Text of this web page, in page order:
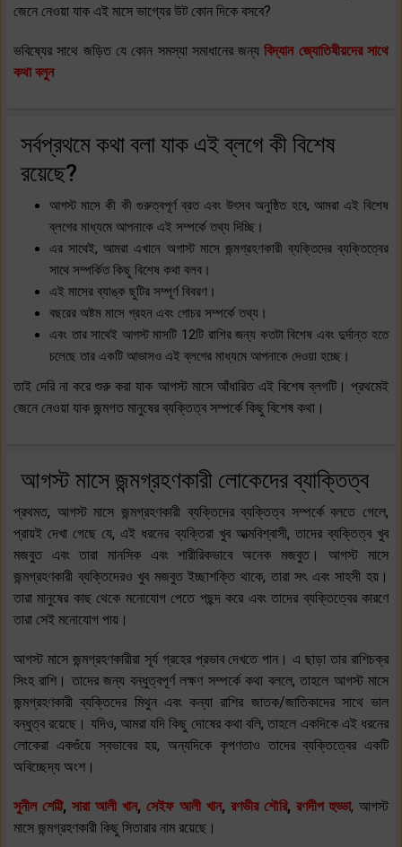
জেনে নেওয়া যাক এই মাসে ভাগ্যের উট কোন দিকে বসবে?
ভবিষ্যের সাথে জড়িত যে কোন সমস্যা সমাধানের জন্যবিদ্যান জ্যোতিষীয়দের সাথে
কথা বলুন
সর্বপ্রথমে কথা বলা যাক এই ব্লগে কী বিশেষ
রয়েছে?
আগস্ট মাসে কী কী গুরুত্বপূর্ণ ব্রত এবং উৎসব অনুষ্ঠিত হবে, আমরা এই বিশেষ
ব্লগের মাধ্যমে আপনাকে এই সম্পর্কে তথ্য দিচ্ছি।
এর সাথেই, আমরা এখানে অগাস্ট মাসে জন্মগ্রহণকারী ব্যক্তিদের ব্যক্তিত্বের
সাথে সম্পর্কিত কিছু বিশেষ কথা বলব।
এই মাসের ব্যাঙ্ক ছুটির সম্পূর্ণ বিবরণ।
বছরের অষ্টম মাসে গ্রহন এবং গোচর সম্পর্কে তথ্য।
এবং তার সাথেই আগস্ট মাসটি 12টি রাশির জন্য কতটা বিশেষ এবং দুর্দান্ত হতে
চলেছে তার একটি আভাসও এই ব্লগের মাধ্যমে আপনাকে দেওয়া হচ্ছে।
তাই দেরি না করে শুরু করা যাক আগস্ট মাসে আঁধারিত এই বিশেষ ব্লগটি। প্রথমেই
জেনে নেওয়া যাক জন্মগত মানুষের ব্যক্তিত্ব সম্পর্কে কিছু বিশেষ কথা।
আগস্ট মাসে জন্মগ্রহণকারী লোকেদের ব্যাক্তিত্ব
প্রথমত, আগস্ট মাসে জন্মগ্রহণকারী ব্যক্তিদের ব্যক্তিত্ব সম্পর্কে বলতে গেলে,
প্রায়ই দেখা গেছে যে, এই ধরনের ব্যক্তিরা খুব আত্মবিশ্বাসী, তাদের ব্যক্তিত্ব খুব
মজবুত এবং তারা মানসিক এবং শারীরিকভাবে অনেক মজবুত। আগস্ট মাসে
জন্মগ্রহণকারী ব্যক্তিদেরও খুব মজবুত ইচ্ছাশক্তি থাকে, তারা সৎ এবং সাহসী হয়।
তারা মানুষের কাছ থেকে মনোযোগ পেতে পছন্দ করে এবং তাদের ব্যক্তিত্বের কারণে
তারা সেই মনোযোগ পায়।
আগস্ট মাসে জন্মগ্রহণকারীরা সূর্য গ্রহের প্রভাব দেখতে পান। এ ছাড়া তার রাশিচক্র
সিংহ রাশি। তাদের জন্য বন্ধুত্বপূর্ণ লক্ষণ সম্পর্কে কথা বললে, তাহলে আগস্ট মাসে
জন্মগ্রহণকারী ব্যক্তিদের মিথুন এবং কন্যা রাশির জাতক/জাতিকাদের সাথে ভাল
বন্ধুত্ব রয়েছে। যদিও, আমরা যদি কিছু দোষের কথা বলি, তাহলে একদিকে এই ধরনের
লোকেরা একগুঁয়ে স্বভাবের হয়, অন্যদিকে কৃপণতাও তাদের ব্যক্তিত্বের একটি
অবিচ্ছেদ্য অংশ।
সুনীল শেট্টি, সারা আলী খান, সেইফ আলী খান, রণভীর শৌরি, রণদীপ হুড্ডা, আগস্ট
মাসে জন্মগ্রহণকারী কিছু সিতারার নাম রয়েছে।